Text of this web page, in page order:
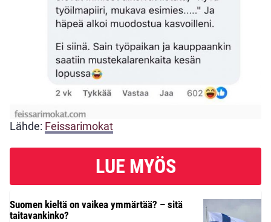
Lähde: Feissarimokat
LUE MYÖS
Suomen kieltä on vaikea ymmärtää? – sitä
taitavankinko?